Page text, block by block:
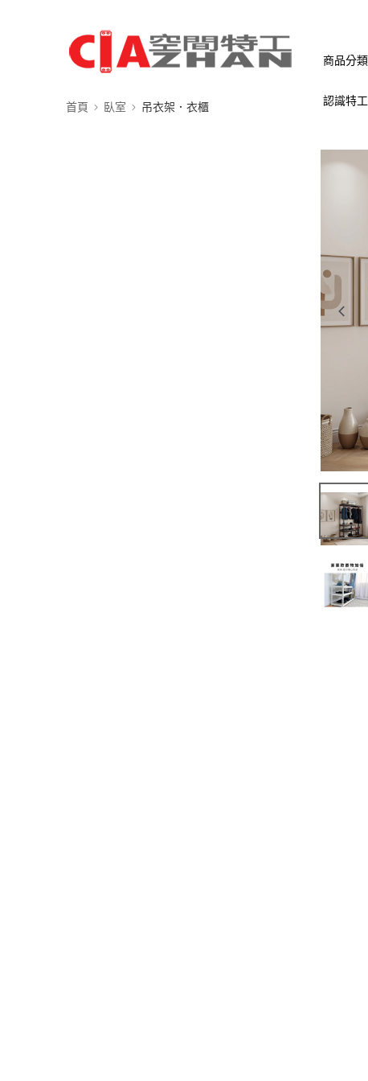
商品分類
認識特工
首頁 臥室 吊衣架．衣櫃